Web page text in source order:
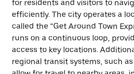
for residents and visitors to
efficiently. The city operates a
called the “Get Around Town
runs on a continuous loop,
access to key locations.
regional transit systems, such